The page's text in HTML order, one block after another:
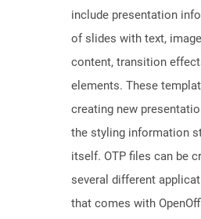
include presentation
of slides with text,
content, transition
elements. These
creating new
the styling information
itself. OTP files can be
several different
that comes with